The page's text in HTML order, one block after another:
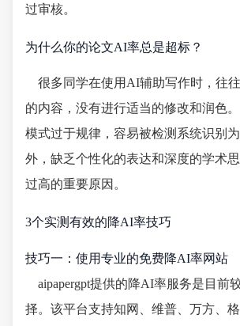
过审核。
为什么你的论文AI率总是超标？
很多同学在使用AI辅助写作时，往
的内容，没有进行适当的修改和润色
模式过于规律，容易被检测系统识别
外，缺乏个性化的表达和深度的学术
过高的重要原因。
3个实测有效的降AI率技巧
技巧一：使用专业的免费降AI率网站
aipapergpt提供的降AI率服务是目前
择。该平台支持知网、维普、万方、